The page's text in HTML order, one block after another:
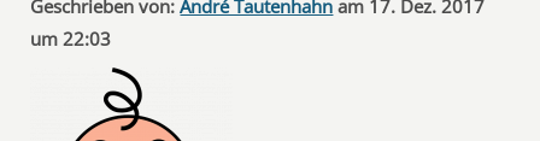
Geschrieben von: André Tautenhahn am 17. Dez. 2017
um 22:03